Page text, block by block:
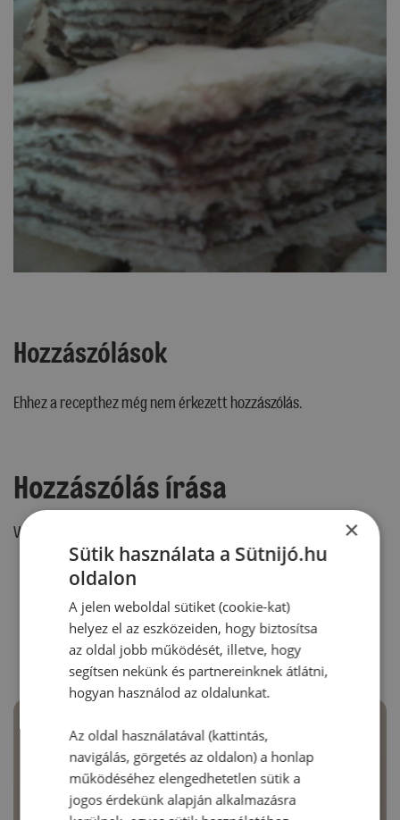
Hozzászólások
Ehhez a recepthez még nem érkezett hozzászólás.
Hozzászólás írása
Vélemény írásához, kérjük,
RECEPTAJÁNLÓ
×
Sütik használata a Sütnijó.hu
oldalon
A jelen weboldal sütiket (cookie-kat)
helyez el az eszközeiden, hogy biztosítsa
az oldal jobb működését, illetve, hogy
segítsen nekünk és partnereinknek átlátni,
hogyan használod az oldalunkat.
Az oldal használatával (kattintás,
navigálás, görgetés az oldalon) a honlap
működéséhez elengedhetetlen sütik a
jogos érdekünk alapján alkalmazásra